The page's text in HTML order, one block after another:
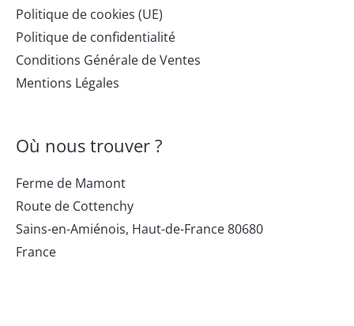
Politique de cookies (UE)
Politique de confidentialité
Conditions Générale de Ventes
Mentions Légales
Où nous trouver ?
Ferme de Mamont
Route de Cottenchy
Sains-en-Amiénois, Haut-de-France80680
France